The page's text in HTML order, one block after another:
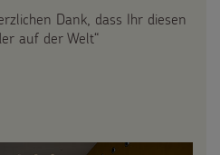
Dank, dass Ihr diesen
auf der Welt“